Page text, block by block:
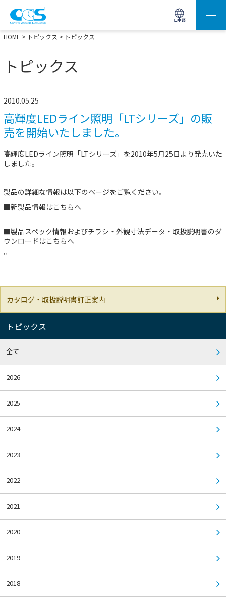
日本語
画像処理用の製品検索 サイト内検索(Enterで実行)
HOME > トピックス > トピックス
トピックス
2010.05.25
高輝度LEDライン照明「LTシリーズ」の販
売を開始いたしました。
高輝度LEDライン照明「LTシリーズ」を2010年5月25日より発売いた
しました。
製品の詳細な情報は以下のページをご覧ください。
■新製品情報はこちらへ
■製品スペック情報およびチラシ・外観寸法データ・取扱説明書のダ
ウンロードはこちらへ
"
カタログ・取扱説明書訂正案内
トピックス
全て
2026
2025
2024
2023
2022
2021
2020
2019
2018